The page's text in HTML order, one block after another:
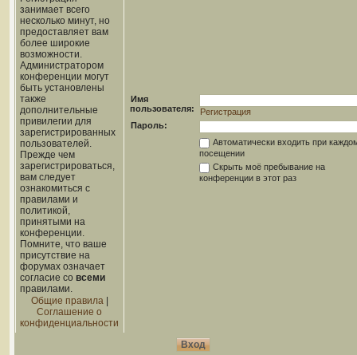
занимает всего
несколько минут, но
предоставляет вам
более широкие
возможности.
Администратором
конференции могут
быть установлены
также
дополнительные
привилегии для
зарегистрированных
пользователей.
Прежде чем
зарегистрироваться,
вам следует
ознакомиться с
правилами и
политикой,
принятыми на
конференции.
Помните, что ваше
присутствие на
форумах означает
согласие со всеми
правилами.
Общие правила|
Соглашение о
конфиденциальности
Имя
пользователя:
Регистрация
Пароль:
Автоматически входить при
посещении
Скрыть моё пребывание на
конференции в этот раз